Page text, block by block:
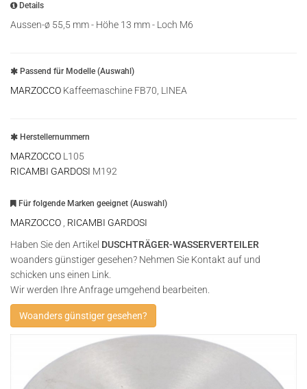
Details
Aussen-ø 55,5 mm - Höhe 13 mm - Loch M6
Passend für Modelle (Auswahl)
MARZOCCO Kaffeemaschine FB70, LINEA
Herstellernummern
MARZOCCO L105
RICAMBI GARDOSI M192
Für folgende Marken geeignet (Auswahl)
MARZOCCO
RICAMBI GARDOSI
Haben Sie den Artikel DUSCHTRÄGER-WASSERVERTEILER
woanders günstiger gesehen? Nehmen Sie Kontakt auf und
schicken uns einen Link.
Wir werden Ihre Anfrage umgehend bearbeiten.
Woanders günstiger gesehen?